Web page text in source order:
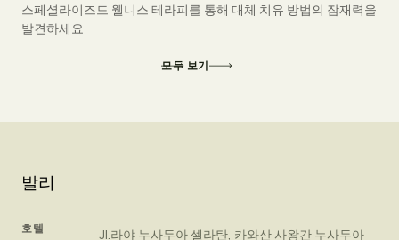
모두 보기
스페셜라이즈드 웰니스 테라피를 통해 대체 치유 방법의 잠재력을
발견하세요
발리
호텔
Jl.라야 누사두아 셀라탄, 카와산 사왕간 누사두아